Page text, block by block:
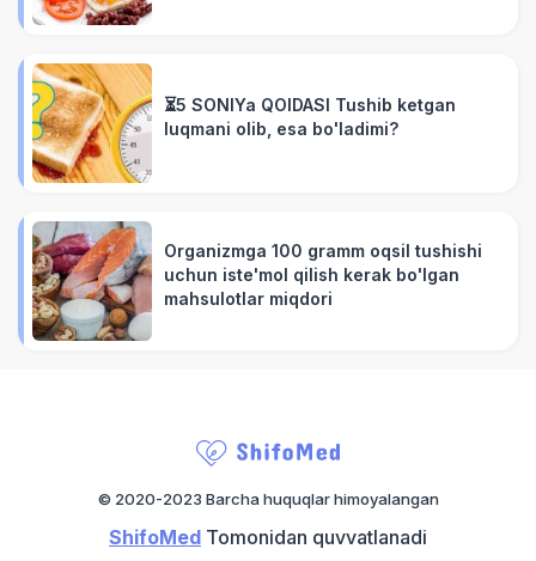
⏳5 SONIYa QOIDASI Tushib ketgan
luqmani olib, esa bo'ladimi?
Organizmga 100 gramm oqsil tushishi
uchun iste'mol qilish kerak bo'lgan
mahsulotlar miqdori
© 2020-2023 Barcha huquqlar himoyalangan
ShifoMed Tomonidan quvvatlanadi